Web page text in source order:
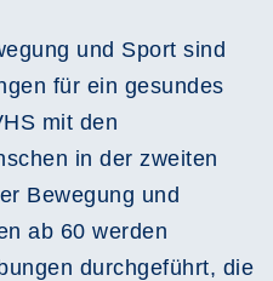
und Sport sind
für ein gesundes
mit den
in der zweiten
Bewegung und
ab 60 werden
durchgeführt, die